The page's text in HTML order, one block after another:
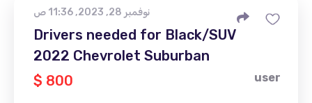
نوفمبر 28, 2023, 11:36 ص
Drivers needed for Black/SUV
2022 Chevrolet Suburban
$ 800
user